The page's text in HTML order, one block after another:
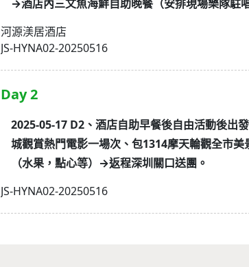
→酒店內三文魚海鮮自助晚餐（安排現場樂隊駐唱
河源渼居酒店
JS-HYNA02-20250516
Day 2
2025-05-17 D2、酒店自助早餐後自由活動後
城觀賞熱門電影一場次、包1314摩天輪觀全市
（水果，點心等）→返程深圳關口送團。
JS-HYNA02-20250516